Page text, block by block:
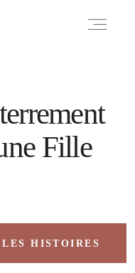
Fille
HISTOIRES